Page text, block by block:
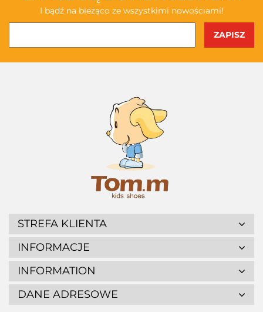
I bądź na bieżąco ze wszystkimi nowościami!
STREFA KLIENTA
INFORMACJE
INFORMATION
DANE ADRESOWE